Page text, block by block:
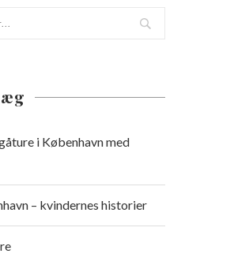
i København med
– kvindernes historier